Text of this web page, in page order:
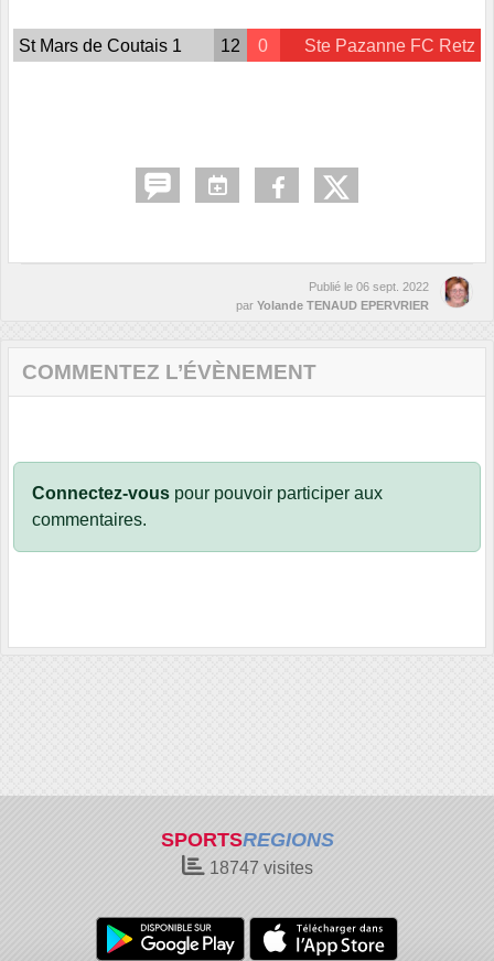
St Mars de Coutais 1 12 0 Ste Pazanne FC Retz
Publié le 06 sept. 2022
par Yolande TENAUD EPERVRIER
COMMENTEZ L’ÉVÈNEMENT
Connectez-vous pour pouvoir participer aux
commentaires.
SPORTSREGIONS
18747 visites